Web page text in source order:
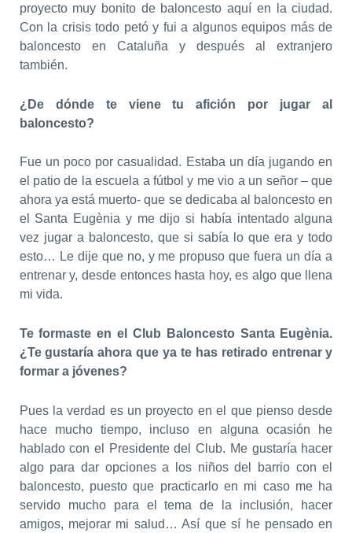
proyecto muy bonito de baloncesto aquí en la ciudad.
Con la crisis todo petó y fui a algunos equipos más de
baloncesto en Cataluña y después al extranjero
también.
¿De dónde te viene tu afición por jugar al
baloncesto?
Fue un poco por casualidad. Estaba un día jugando en
el patio de la escuela a fútbol y me vio a un señor – que
ahora ya está muerto- que se dedicaba al baloncesto en
el Santa Eugènia y me dijo si había intentado alguna
vez jugar a baloncesto, que si sabía lo que era y todo
esto… Le dije que no, y me propuso que fuera un día a
entrenar y, desde entonces hasta hoy, es algo que llena
mi vida.
Te formaste en el Club Baloncesto Santa Eugènia.
¿Te gustaría ahora que ya te has retirado entrenar y
formar a jóvenes?
Pues la verdad es un proyecto en el que pienso desde
hace mucho tiempo, incluso en alguna ocasión he
hablado con el Presidente del Club. Me gustaría hacer
algo para dar opciones a los niños del barrio con el
baloncesto, puesto que practicarlo en mi caso me ha
servido mucho para el tema de la inclusión, hacer
amigos, mejorar mi salud… Así que sí he pensado en